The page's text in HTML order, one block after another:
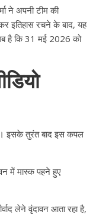
ने अपनी टीम की
इतिहास रचने के बाद, यह
है कि 31 मई 2026 को
इसके तुरंत बाद इस कपल
में मास्क पहने हुए
लेने वृंदावन आता रहा है,